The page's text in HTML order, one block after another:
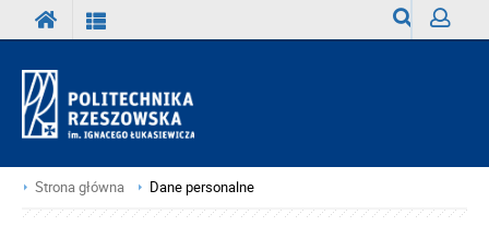
Strona główna Dane personalne